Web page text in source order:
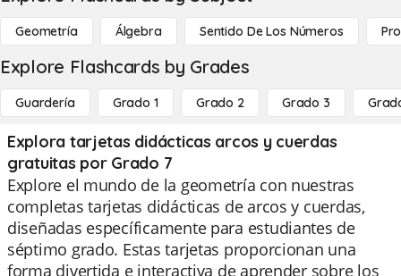
Geometría Álgebra Sentido De Los Números
Explore Flashcards by Grades
Guardería Grado 1 Grado 2 Grado 3
Explora tarjetas didácticas arcos y cuerdas
gratuitas por Grado 7
Explore el mundo de la geometría con nuestras
completas tarjetas didácticas de arcos y cuerdas,
diseñadas específicamente para estudiantes de
séptimo grado. Estas tarjetas proporcionan una
forma divertida e interactiva de aprender sobre los